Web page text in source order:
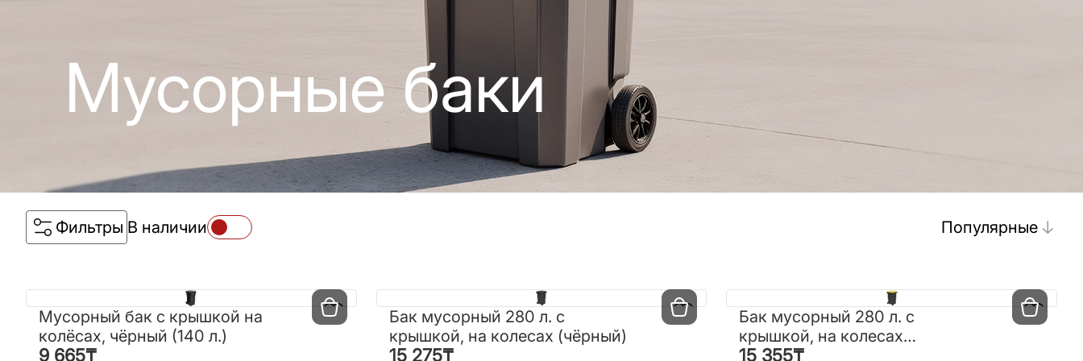
Мусорные баки
Фильтры В наличии Популярные
Мусорный бак с крышкой на
колёсах, чёрный (140 л.)
9 665₸
Мусорный бак с крышкой на
колёсах, чёрный (140 л.)
9 665₸
Бак мусорный 280 л. с
крышкой, на колесах (чёрный)
15 275₸
Бак мусорный 280 л. с
крышкой, на колесах (чёрный)
15 275₸
Бак мусорный 280 л. с
крышкой, на колесах
(комбинированный)
15 355₸
Бак мусорный 280 л. с
крышкой, на колесах
(комбинированный)
15 355₸